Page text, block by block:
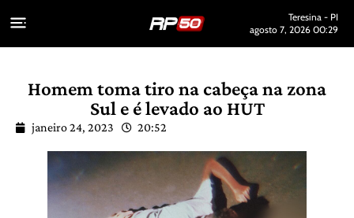
Teresina - PI
agosto 7, 2026 00:29
Homem toma tiro na cabeça na zona
Sul e é levado ao HUT
janeiro 24, 2023 20:52